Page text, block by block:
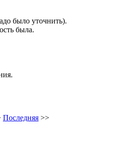
было уточнить).
была.
Последняя >>